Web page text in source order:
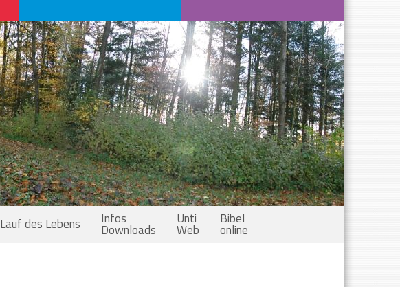
Lauf des Lebens Infos
Downloads
Unti
Web
Bibel
online